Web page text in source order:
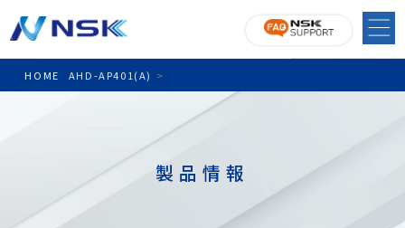
HOME >
AHD-AP401(A)
製品情報